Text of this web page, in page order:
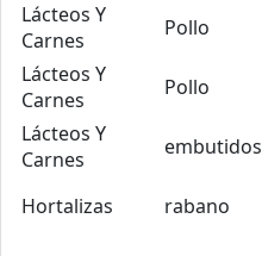
Lácteos Y
Carnes
Pollo
Lácteos Y
Carnes
Pollo
Lácteos Y
Carnes
embutidos
Hortalizas rabano